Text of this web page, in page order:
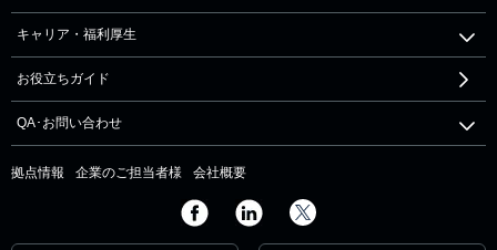
キャリア・福利厚生
お役立ちガイド
QA･お問い合わせ
拠点情報 企業のご担当者様 会社概要